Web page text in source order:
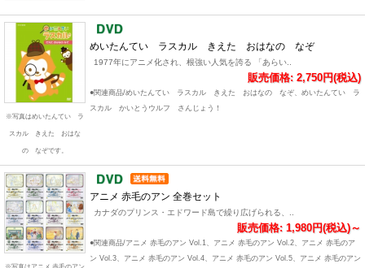
※写真はめいたんてい ラ
スカル きえた おはな
の なぞです。
めいたんてい ラスカル きえた おはなの なぞ
1977年にアニメ化され、根強い人気を誇る 「あらい..
販売価格: 2,750円(税込)
●関連商品/めいたんてい ラスカル きえた おはなの なぞ、めいたんてい ラ
スカル かいとうウルフ さんじょう！
アニメ 赤毛のアン 全巻セット
カナダのプリンス・エドワード島で繰り広げられる、..
販売価格: 1,980円(税込)～
●関連商品/アニメ 赤毛のアン Vol.1、アニメ 赤毛のアン Vol.2、アニメ 赤毛のア
ン Vol.3、アニメ 赤毛のアン Vol.4、アニメ 赤毛のアン Vol.5、アニメ 赤毛のアン